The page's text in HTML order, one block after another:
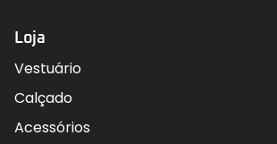
Loja
Vestuário
Calçado
Acessórios